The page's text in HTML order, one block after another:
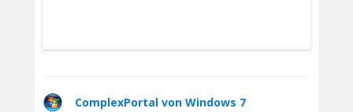
ComplexPortal von Windows 7